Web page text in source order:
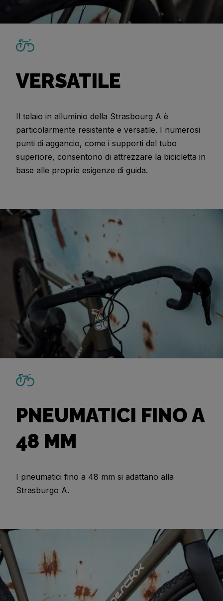
VERSATILE
Il telaio in alluminio della Strasbourg A è
particolarmente resistente e versatile. I numerosi
punti di aggancio, come i supporti del tubo
superiore, consentono di attrezzare la bicicletta in
base alle proprie esigenze di guida.
PNEUMATICI FINO A
48 MM
I pneumatici fino a 48 mm si adattano alla
Strasburgo A.